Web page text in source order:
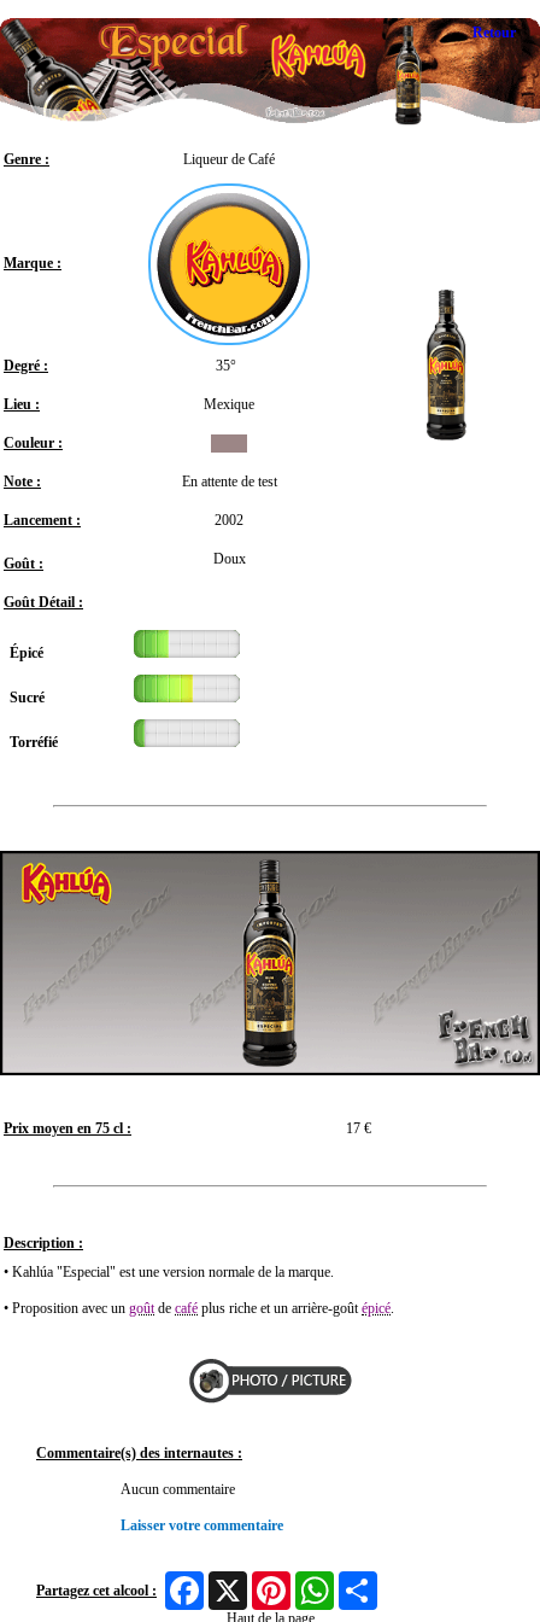
Retour
Genre : Liqueur de Café
Marque :
Degré : 35°
Lieu : Mexique
Couleur :
Note : En attente de test
Lancement : 2002
Goût : Doux
Goût Détail :
Épicé
Sucré
Torréfié
Prix moyen en 75 cl : 17 €
Description :
• Kahlúa "Especial" est une version normale de la marque.
• Proposition avec un goûtde café plus riche et un arrière-goûtépicé.
Commentaire(s) des internautes :
Aucun commentaire
Laisser votre commentaire
Partagez cet alcool :
FacebookX Pinterest WhatsApp